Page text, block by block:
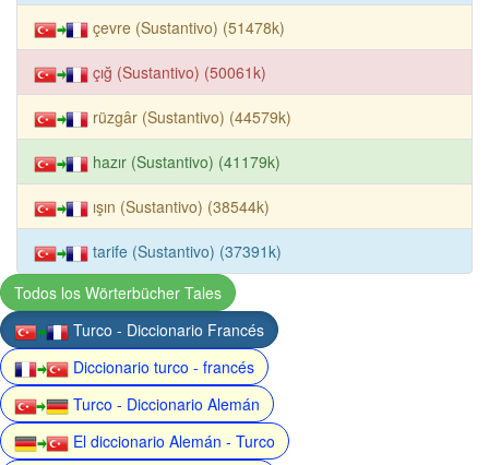
çevre (Sustantivo) (51478k)
çığ (Sustantivo) (50061k)
rüzgâr (Sustantivo) (44579k)
hazır (Sustantivo) (41179k)
ışın (Sustantivo) (38544k)
tarife (Sustantivo) (37391k)
Todos los Wörterbücher Tales
Turco - Diccionario Francés
Diccionario turco - francés
Turco - Diccionario Alemán
El diccionario Alemán - Turco